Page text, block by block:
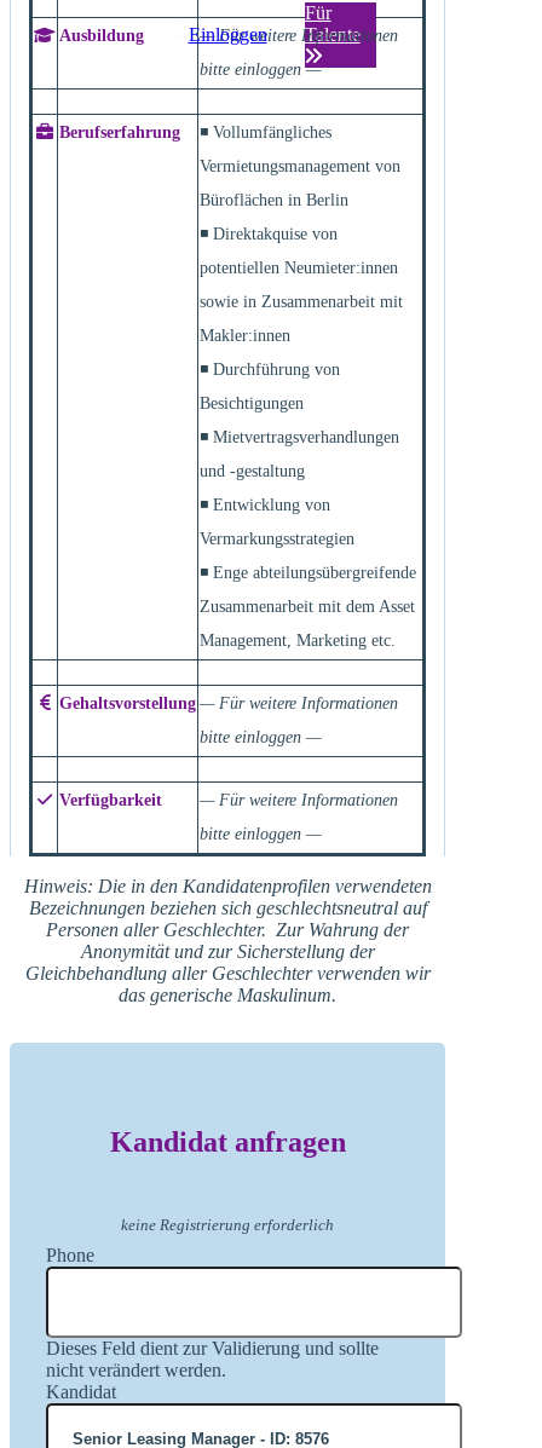
Einloggen
Für
Talente
Ausbildung
— Für weitere Informationen
bitte einloggen —
Berufserfahrung
◾ Vollumfängliches
Vermietungsmanagement von
Büroflächen in Berlin
◾ Direktakquise von
potentiellen Neumieter:innen
sowie in Zusammenarbeit mit
Makler:innen
◾ Durchführung von
Besichtigungen
◾ Mietvertragsverhandlungen
und -gestaltung
◾ Entwicklung von
Vermarkungsstrategien
◾ Enge abteilungsübergreifende
Zusammenarbeit mit dem Asset
Management, Marketing etc.
Gehaltsvorstellung — Für weitere Informationen
bitte einloggen —
Verfügbarkeit
— Für weitere Informationen
bitte einloggen —
Hinweis: Die in den Kandidatenprofilen verwendeten
Bezeichnungen beziehen sich geschlechtsneutral auf
Personen aller Geschlechter. Zur Wahrung der
Anonymität und zur Sicherstellung der
Gleichbehandlung aller Geschlechter verwenden wir
das generische Maskulinum.
Kandidat anfragen
keine Registrierung erforderlich
Phone
Dieses Feld dient zur Validierung und sollte
nicht verändert werden.
Kandidat